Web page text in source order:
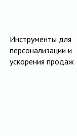
Инструменты для
персонализации и
ускорения продаж